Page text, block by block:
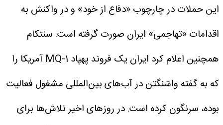
این حملات در چارچوب «دفاع از خود» و در واکنش به
اقدامات «تهاجمی» ایران صورت گرفته است. سنتکام
همچنین اعلام کرد ایران یک فروند پهپاد MQ-1 آمریکا را
که به گفته واشنگتن در آب‌های بین‌المللی مشغول فعالیت
بوده، سرنگون کرده است.در روزهای اخیر تلاش‌ها برای